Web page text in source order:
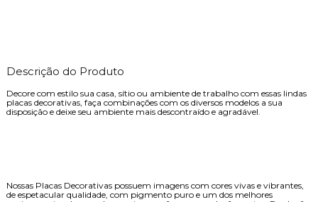
Descrição do Produto
Decore com estilo sua casa, sítio ou ambiente de trabalho com essas lindas
placas decorativas, faça combinações com os diversos modelos a sua
disposição e deixe seu ambiente mais descontraído e agradável.
Nossas Placas Decorativas possuem imagens com cores vivas e vibrantes,
de espetacular qualidade, com pigmento puro e um dos melhores